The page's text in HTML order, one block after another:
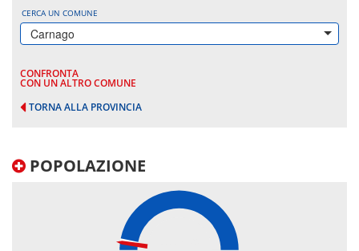
CERCA UN COMUNE
Carnago
CONFRONTA
CON UN ALTRO COMUNE
TORNA ALLA PROVINCIA
POPOLAZIONE